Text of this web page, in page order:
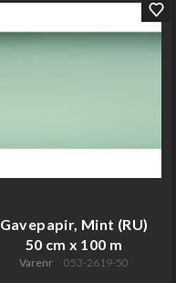
Gavepapir, Mint (RU)
50 cm x 100 m
Varenr 053-2619-50